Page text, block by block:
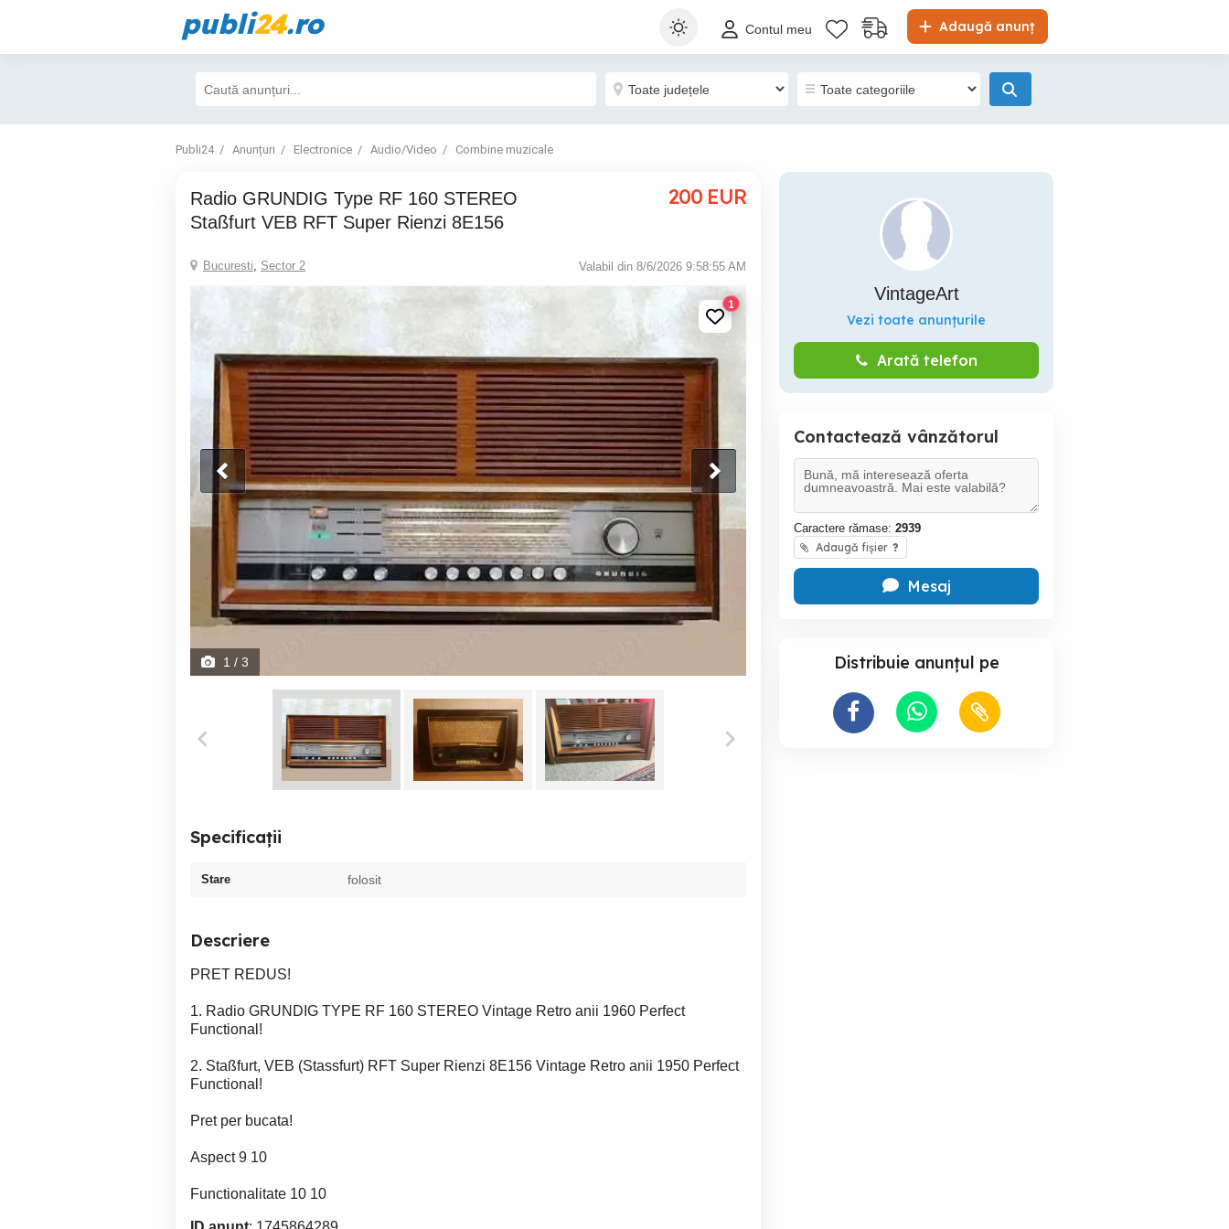
publi24.ro Adaugă anunț
Contul meu
Publi24 Anunțuri Electronice Audio/Video Combine muzicale
Radio GRUNDIG Type RF 160 STEREO
Staßfurt VEB RFT Super Rienzi 8E156
200 EUR
Bucuresti, Sector 2 Valabil din 8/6/2026 9:58:55 AM
1
1 / 3
Specificații
Stare folosit
Descriere
PRET REDUS!
1. Radio GRUNDIG TYPE RF 160 STEREO Vintage Retro anii 1960 Perfect
Functional!
2. Staßfurt, VEB (Stassfurt) RFT Super Rienzi 8E156 Vintage Retro anii 1950 Perfect
Functional!
Pret per bucata!
Aspect 9 10
Functionalitate 10 10
VintageArt
Vezi toate anunțurile
Arată telefon
Contactează vânzătorul
Caractere rămase: 2939
Adaugă fișier ?
Mesaj
Distribuie anunțul pe